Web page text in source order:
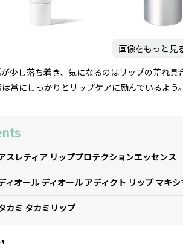
画像をもっと見
少し落ち着き、気になるのはリップの荒れ
常にしっかりとリップケアに励んでいるよ
スレティア リッププロテクションエッセンス
ィオール ディオール アディクト リップ マキ
カミ タカミリップ